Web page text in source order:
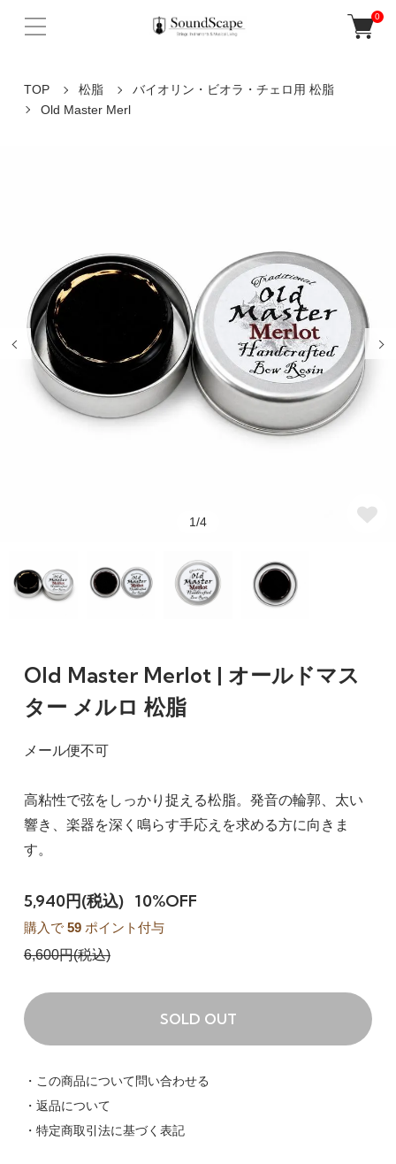
0
TOP 松脂
バイオリン・ビオラ・チェロ用 松脂
Old Master Merl
1/4
Old Master Merlot | オールドマス
ター メルロ 松脂
メール便不可
高粘性で弦をしっかり捉える松脂。発音の輪郭、太い
響き、楽器を深く鳴らす手応えを求める方に向きま
す。
5,940円(税込) 10%OFF
購入で 59ポイント付与
6,600円(税込)
SOLD OUT
・この商品について問い合わせる
・返品について
・特定商取引法に基づく表記